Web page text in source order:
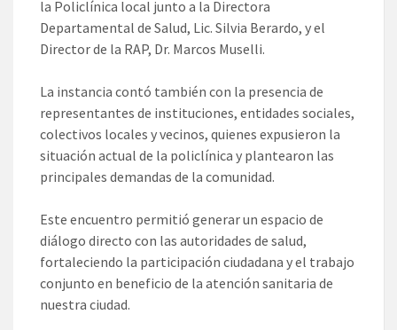
la Policlínica local junto a la Directora
Departamental de Salud, Lic. Silvia Berardo, y el
Director de la RAP, Dr. Marcos Muselli.
La instancia contó también con la presencia de
representantes de instituciones, entidades sociales,
colectivos locales y vecinos, quienes expusieron la
situación actual de la policlínica y plantearon las
principales demandas de la comunidad.
Este encuentro permitió generar un espacio de
diálogo directo con las autoridades de salud,
fortaleciendo la participación ciudadana y el trabajo
conjunto en beneficio de la atención sanitaria de
nuestra ciudad.